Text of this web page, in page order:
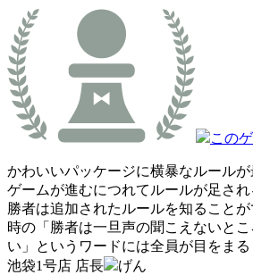
この
かわいいパッケージに横暴なルールが
ゲームが進むにつれてルールが足さ
勝者は追加されたルールを知ること
時の「勝者は一旦声の聞こえないと
い」というワードには全員が目をまる
池袋1号店 店長
げん